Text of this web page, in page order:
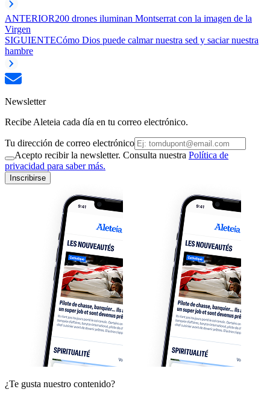
ANTERIOR200 drones iluminan Montserrat con la imagen de la
Virgen
SIGUIENTECómo Dios puede calmar nuestra sed y saciar nuestra
hambre
Newsletter
Recibe Aleteia cada día en tu correo electrónico.
Tu dirección de correo electrónico
Acepto recibir la newsletter. Consulta nuestra Política de
privacidad para saber más.
Inscribirse
¿Te gusta nuestro contenido?